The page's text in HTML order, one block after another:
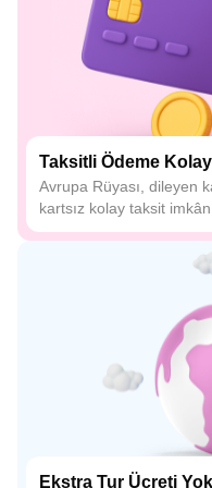
Taksitli Ödeme
Avrupa Rüyası, dileyen
kartsız kolay taksit
Ekstra Tur Ücreti